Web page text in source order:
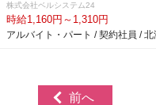
株式会社ベルシステム24
時給1,160円～1,310円
アルバイト・パート / 契約社員 / 北
前へ